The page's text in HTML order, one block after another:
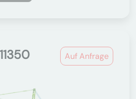
Auf Anfrage